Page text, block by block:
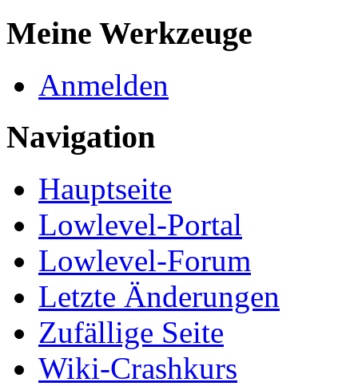
Meine Werkzeuge
Anmelden
Navigation
Hauptseite
Lowlevel-Portal
Lowlevel-Forum
Letzte Änderungen
Zufällige Seite
Wiki-Crashkurs